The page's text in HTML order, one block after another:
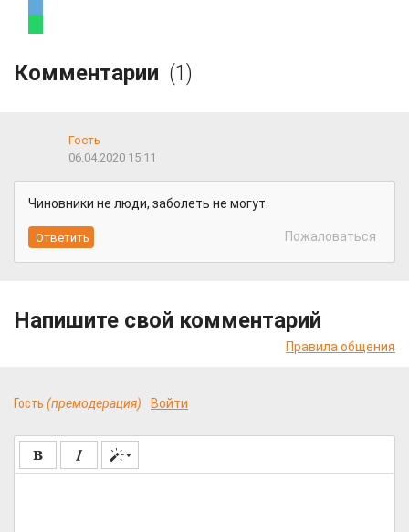
Комментарии (1)
Гость
06.04.2020 15:11
Чиновники не люди, заболеть не могут.
Пожаловаться
Напишите свой комментарий
Правила общения
Гость (премодерация) Войти